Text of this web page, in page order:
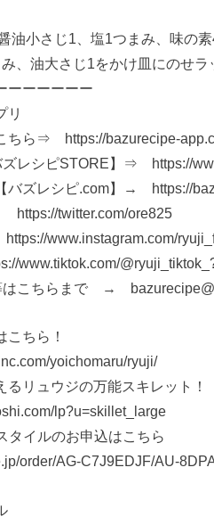
油小さじ1、塩1つまみ、味の
、油大さじ1をかけ皿にのせ
ーーーーーー
リ
ちら⇒ https://bazurecipe-
ズレシピSTORE】⇒ https://
バズレシピ.com】→ https://
twitter.com/ore825
www.instagram.com/
www.tiktok.com/
はこちらまで →
ちら！
yoichomaru/ryuji/
リュウジの万能スキレット！
lp?u=skillet_large
タイルのお申込はこちら
order/AG-C7J9EDJF/AU-